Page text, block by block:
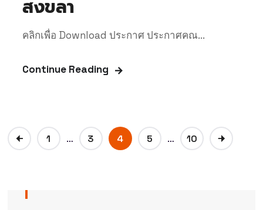
สงขลา
คลิกเพื่อ Download ประกาศ ประกาศคณ...
Continue Reading
1 … 3 4 5 … 10